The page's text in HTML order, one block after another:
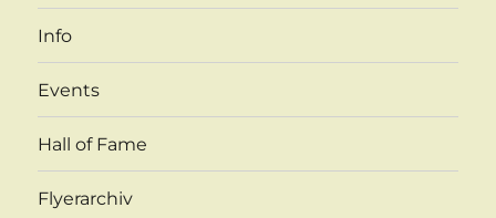
Info
Events
Hall of Fame
Flyerarchiv